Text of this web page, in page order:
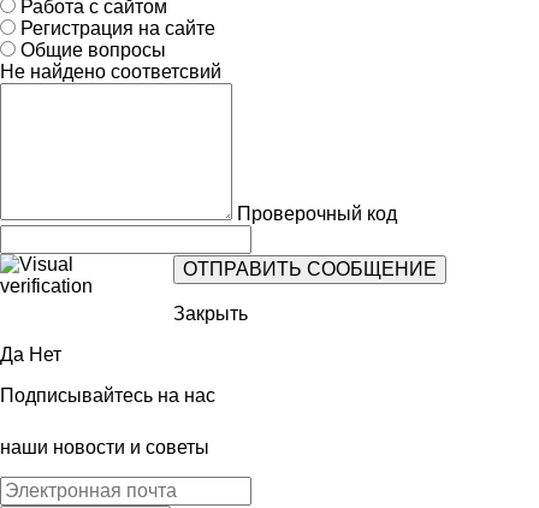
Работа с сайтом
Регистрация на сайте
Общие вопросы
Не найдено соответсвий
Проверочный код
Закрыть
Да Нет
Подписывайтесь на нас
наши новости и советы